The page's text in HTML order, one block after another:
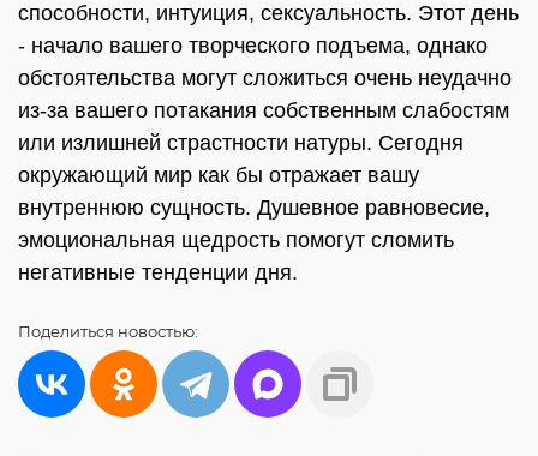
способности, интуиция, сексуальность. Этот день
- начало вашего творческого подъема, однако
обстоятельства могут сложиться очень неудачно
из-за вашего потакания собственным слабостям
или излишней страстности натуры. Сегодня
окружающий мир как бы отражает вашу
внутреннюю сущность. Душевное равновесие,
эмоциональная щедрость помогут сломить
негативные тенденции дня.
Поделиться новостью: